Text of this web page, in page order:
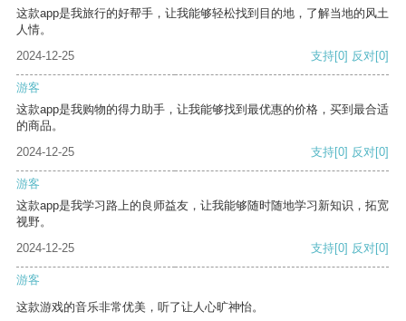
这款app是我旅行的好帮手，让我能够轻松找到目的地，了解当地的风土
人情。
2024-12-25
支持[0] 反对[0]
游客
这款app是我购物的得力助手，让我能够找到最优惠的价格，买到最合适
的商品。
2024-12-25
支持[0] 反对[0]
游客
这款app是我学习路上的良师益友，让我能够随时随地学习新知识，拓宽
视野。
2024-12-25
支持[0] 反对[0]
游客
这款游戏的音乐非常优美，听了让人心旷神怡。